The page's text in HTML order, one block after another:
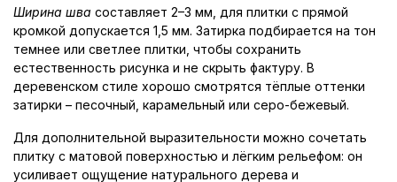
Ширина шва составляет 2–3 мм, для плитки с прямой
кромкой допускается 1,5 мм. Затирка подбирается на тон
темнее или светлее плитки, чтобы сохранить
естественность рисунка и не скрыть фактуру. В
деревенском стиле хорошо смотрятся тёплые оттенки
затирки – песочный, карамельный или серо-бежевый.
Для дополнительной выразительности можно сочетать
плитку с матовой поверхностью и лёгким рельефом: он
усиливает ощущение натурального дерева и